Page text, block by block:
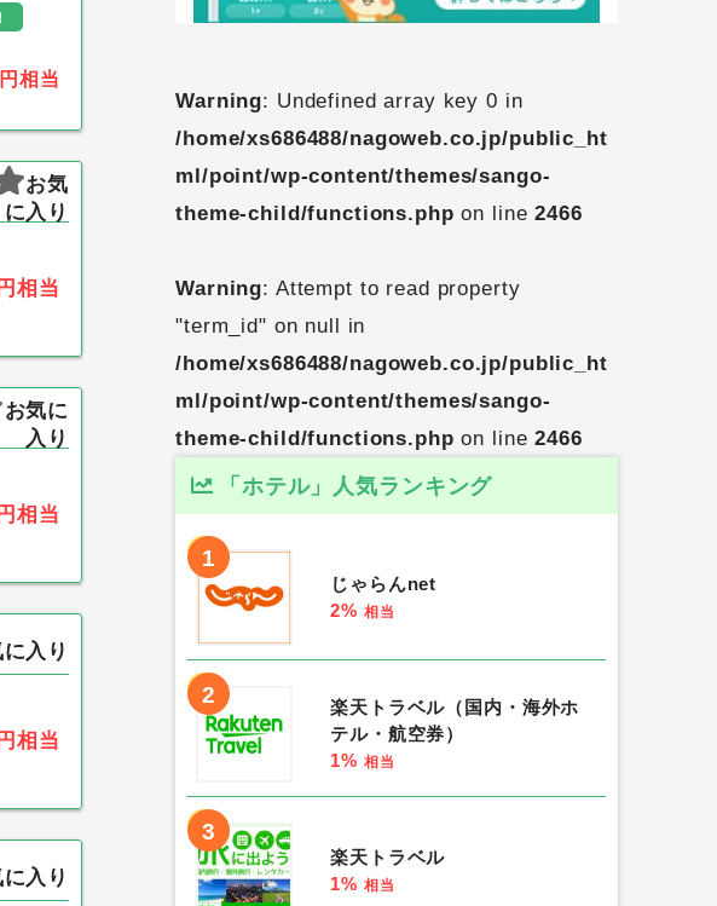
相当
お気
に入り
相当
お気に
入り
相当
入り
相当
入り
Warning: Undefined array key 0 in
/home/xs686488/nagoweb.co.jp/public_ht
ml/point/wp-content/themes/sango-
theme-child/functions.php on line2466
Warning: Attempt to read property
"term_id" on null in
/home/xs686488/nagoweb.co.jp/public_ht
ml/point/wp-content/themes/sango-
theme-child/functions.php on line2466
「ホテル」人気ランキング
1
じゃらんnet
2% 相当
2
楽天トラベル（国内・海外ホ
テル・航空券）
1% 相当
3
楽天トラベル
1% 相当